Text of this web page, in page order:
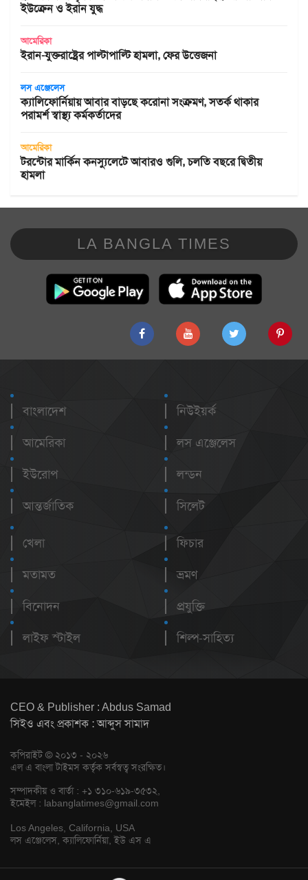
ইউক্রেন ও ইরান যুদ্ধ
আমেরিকা
ইরান-যুক্তরাষ্ট্রের পাল্টাপাল্টি হামলা, ফের উত্তেজনা
লস এঞ্জেলেস
ক্যালিফোর্নিয়ায় আবার বাড়ছে করোনা সংক্রমণ, সতর্ক থাকার
পরামর্শ স্বাস্থ্য কর্মকর্তাদের
আমেরিকা
টরন্টোর মার্কিন কনস্যুলেটে আবারও গুলি, চলতি বছরে দ্বিতীয়
হামলা
LA BANGLA TIMES
বাংলাদেশ
আমেরিকা
ইউরোপ
আন্তর্জাতিক
নিউইয়র্ক
লস এঞ্জেলেস
লন্ডন
সিলেট
খেলা
মতামত
বিনোদন
লাইফ স্টাইল
ফিচার
ভ্রমণ
প্রযুক্তি
শিল্প-সাহিত্য
CEO & Publisher : Abdus Samad
সিইও এবং প্রকাশক : আব্দুস সামাদ
কপিরাইট © ২০১৩ - ২০২৬
এল এ বাংলা টাইমস কর্তৃক সর্বস্বত্ব সংরক্ষিত।
সম্পাদকীয় ও বার্তা : +১ ৩১০-৬১৯-৩৫৩২,
ইমেইল : labanglatimes@gmail.com
Los Angeles, California, USA
লস এঞ্জেলেস, ক্যালিফোর্নিয়া, ইউ এস এ